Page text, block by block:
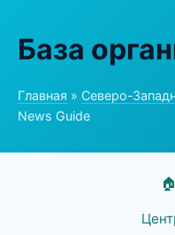
База
Главная » Северо-
News Guide